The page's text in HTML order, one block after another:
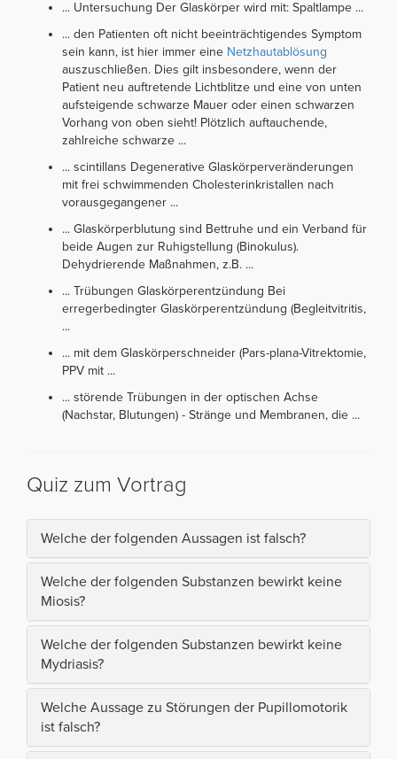
... Untersuchung Der Glaskörper wird mit: Spaltlampe ...
... den Patienten oft nicht beeinträchtigendes Symptom
sein kann, ist hier immer eine Netzhautablösung
auszuschließen. Dies gilt insbesondere, wenn der
Patient neu auftretende Lichtblitze und eine von unten
aufsteigende schwarze Mauer oder einen schwarzen
Vorhang von oben sieht! Plötzlich auftauchende,
zahlreiche schwarze ...
... scintillans Degenerative Glaskörperveränderungen
mit frei schwimmenden Cholesterinkristallen nach
vorausgegangener ...
... Glaskörperblutung sind Bettruhe und ein Verband für
beide Augen zur Ruhigstellung (Binokulus).
Dehydrierende Maßnahmen, z.B. ...
... Trübungen Glaskörperentzündung Bei
erregerbedingter Glaskörperentzündung (Begleitvitritis,
...
... mit dem Glaskörperschneider (Pars-plana-Vitrektomie,
PPV mit ...
... störende Trübungen in der optischen Achse
(Nachstar, Blutungen) - Stränge und Membranen, die ...
Quiz zum Vortrag
Welche der folgenden Aussagen ist falsch?
Welche der folgenden Substanzen bewirkt keine
Miosis?
Welche der folgenden Substanzen bewirkt keine
Mydriasis?
Welche Aussage zu Störungen der Pupillomotorik
ist falsch?